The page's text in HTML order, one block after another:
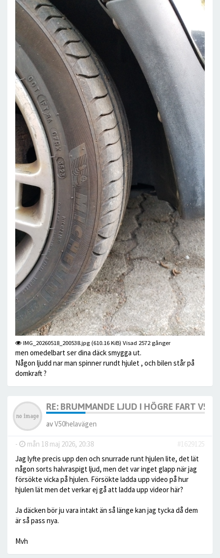
IMG_20260518_200538.jpg (610.16 KiB) Visad 2572 gånger
men omedelbart ser dina däck smygga ut.
Någon ljudd nar man spinner rundt hjulet , och bilen står på
domkraft ?
RE: BRUMMANDE LJUD I HÖGRE FART V50
avV50helavägen
- mån 18 maj 2026, 20:38
#1629125
Jag lyfte precis upp den och snurrade runt hjulen lite, det lät
någon sorts halvraspigt ljud, men det var inget glapp när jag
försökte vicka på hjulen. Försökte ladda upp video på hur
hjulen lät men det verkar ej gå att ladda upp videor här?
Ja däcken bör ju vara intakt än så länge kan jag tycka då dem
är så pass nya.
Mvh